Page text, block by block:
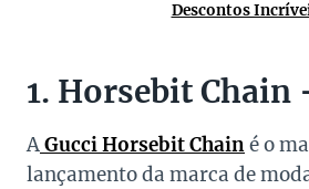
Descontos
1. Horsebit Chain
AGucci Horsebit Chainé o
lançamento da marca de